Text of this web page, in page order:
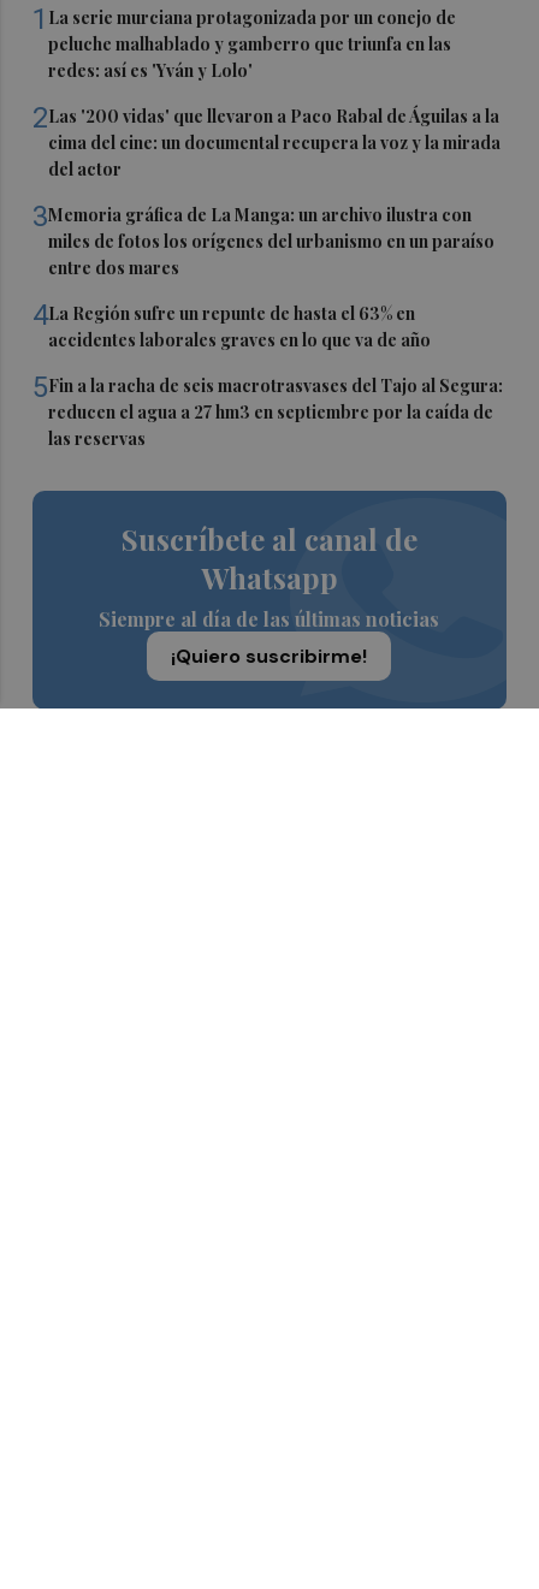
1 La serie murciana protagonizada por un conejo de
peluche malhablado y gamberro que triunfa en las
redes: así es 'Yván y Lolo'
2Las '200 vidas' que llevaron a Paco Rabal de Águilas a la
cima del cine: un documental recupera la voz y la mirada
del actor
3Memoria gráfica de La Manga: un archivo ilustra con
miles de fotos los orígenes del urbanismo en un paraíso
entre dos mares
4La Región sufre un repunte de hasta el 63% en
accidentes laborales graves en lo que va de año
5Fin a la racha de seis macrotrasvases del Tajo al Segura:
reducen el agua a 27 hm3 en septiembre por la caída de
las reservas
Suscríbete al canal de
Whatsapp
Siempre al día de las últimas noticias
¡Quiero suscribirme!